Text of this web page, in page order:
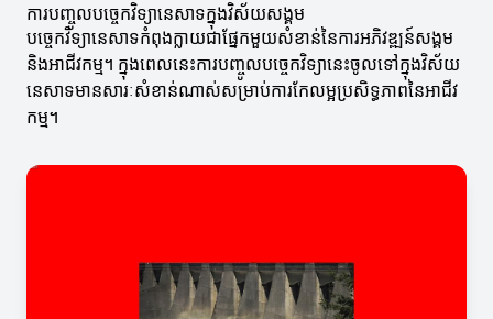
ការបញ្ចូលបច្ចេកវិទ្យានេសាទក្នុងវិស័យសង្គម
បច្ចេកវិទ្យានេសាទកំពុងក្លាយជាផ្នែកមួយសំខាន់នៃការអភិវឌ្ឍន៍សង្គម
និងអាជីវកម្ម។ ក្នុងពេលនេះការបញ្ចូលបច្ចេកវិទ្យានេះចូលទៅក្នុងវិស័យ
នេសាទមានសារៈសំខាន់ណាស់សម្រាប់ការកែលម្អប្រសិទ្ធភាពនៃអាជីវ
កម្ម។